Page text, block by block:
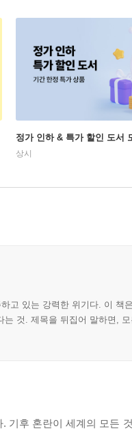
정가 인하 & 특가 할인 도서
상시
고 있는 강력한 위기다. 이 책
것. 제목을 뒤집어 말하면,
기후 혼란이 세계의 모든